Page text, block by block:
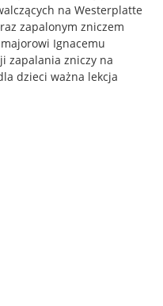
na Westerplatte
zapalonym zniczem
Ignacemu
zapalania zniczy na
dzieci ważna lekcja